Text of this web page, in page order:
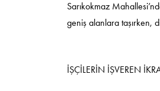
Sarıkokmaz
geniş alanlara taşırken,
İŞÇİLERİN İŞVEREN